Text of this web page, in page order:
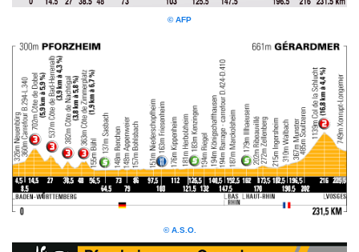
© AFP
© A.S.O.